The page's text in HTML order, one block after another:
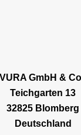
GmbH &
Teichgarten 13
32825 Blomberg
Deutschland